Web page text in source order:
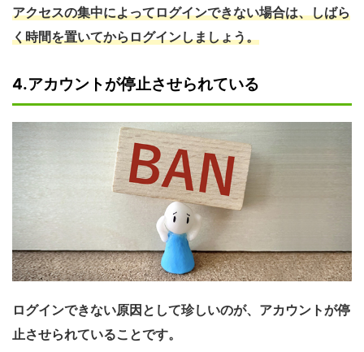
アクセスの集中によってログインできない場合は、しばら
く時間を置いてからログインしましょう。
4.アカウントが停止させられている
ログインできない原因として珍しいのが、アカウントが停
止させられていることです。